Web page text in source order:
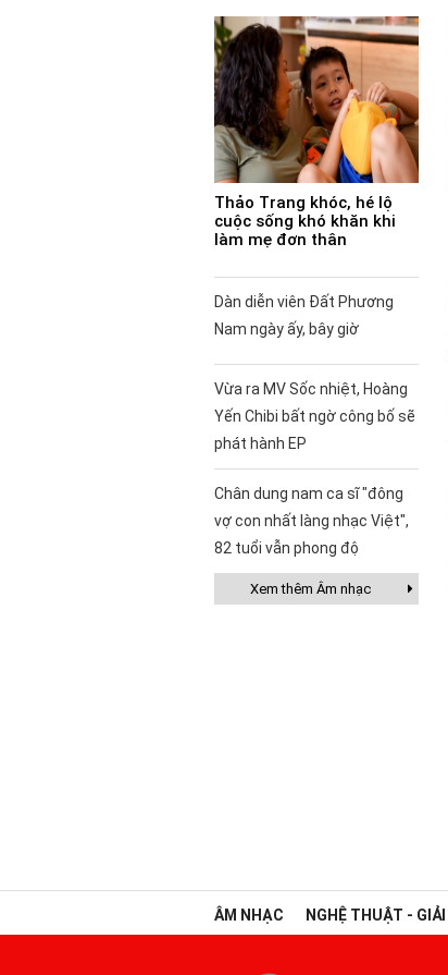
Thảo Trang khóc, hé lộ
cuộc sống khó khăn khi
làm mẹ đơn thân
Dàn diễn viên Đất Phương
Nam ngày ấy, bây giờ
Vừa ra MV Sốc nhiệt, Hoàng
Yến Chibi bất ngờ công bố sẽ
phát hành EP
Chân dung nam ca sĩ "đông
vợ con nhất làng nhạc Việt",
82 tuổi vẫn phong độ
Xem thêm Âm nhạc
ÂM NHẠC NGHỆ THUẬT -